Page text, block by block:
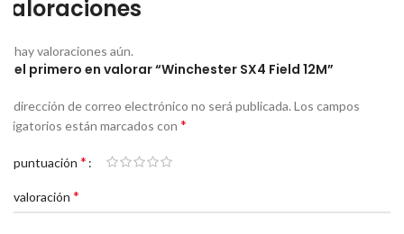
hay valoraciones aún.
el primero en valorar “Winchester SX4 Field 12M”
dirección de correo electrónico no será publicada.Los campos
están marcados con *
puntuación *
valoración *